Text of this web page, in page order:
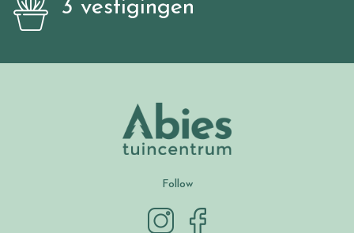
3 vestigingen
Follow